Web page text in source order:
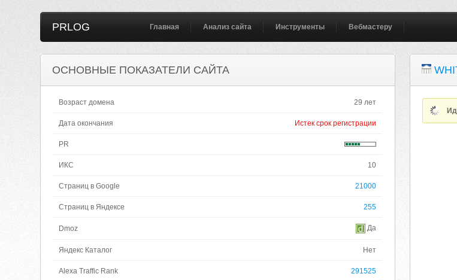
PRLOG Главная Анализ сайта Инструменты Вебмастеру
ОСНОВНЫЕ ПОКАЗАТЕЛИ САЙТА
Возраст домена 29 лет
Дата окончания Истек срок регистрации
PR
ИКС 10
Страниц в Google 21000
Страниц в Яндексе 255
Dmoz Да
Яндекс Каталог Нет
Alexa Traffic Rank 291525